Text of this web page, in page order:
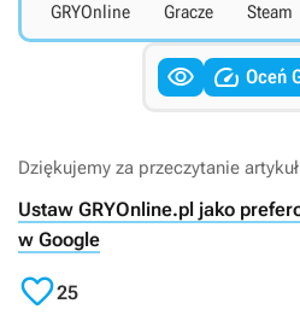
GRYOnline Gracze Steam
  Oceń
Dziękujemy za przeczytanie
Ustaw GRYOnline.pl jako
w Google
25